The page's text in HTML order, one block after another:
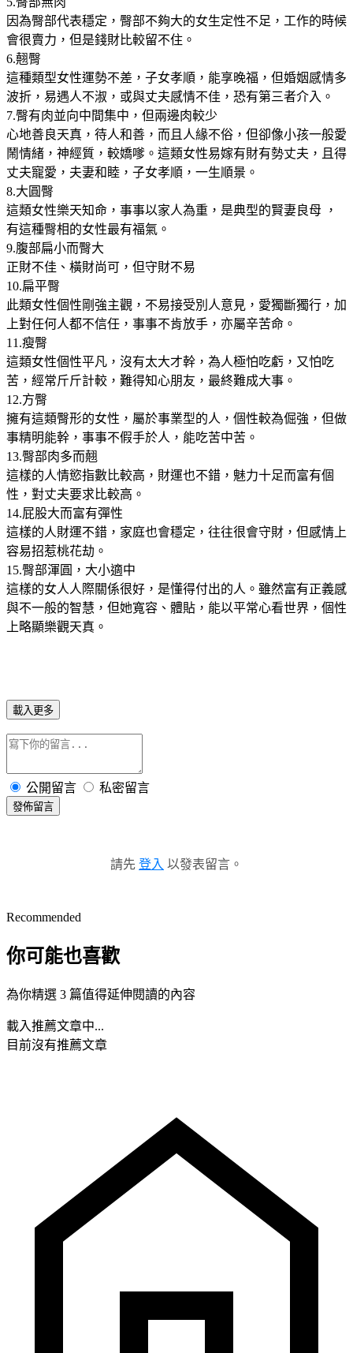
因為臀部代表穩定，臀部不夠大的女生定性不足，工作的時候
會很賣力，但是錢財比較留不住。
6.翹臀
這種類型女性運勢不差，子女孝順，能享晚福，但婚姻感情多
波折，易遇人不淑，或與丈夫感情不佳，恐有第三者介入。
7.臀有肉並向中間集中，但兩邊肉較少
心地善良天真，待人和善，而且人緣不俗，但卻像小孩一般愛
鬧情緒，神經質，較嬌嗲。這類女性易嫁有財有勢丈夫，且得
丈夫寵愛，夫妻和睦，子女孝順，一生順景。
8.大圓臀
這類女性樂天知命，事事以家人為重，是典型的賢妻良母 ，
有這種臀相的女性最有福氣。
9.腹部扁小而臀大
正財不佳、橫財尚可，但守財不易
10.扁平臀
此類女性個性剛強主觀，不易接受別人意見，愛獨斷獨行，加
上對任何人都不信任，事事不肯放手，亦屬辛苦命。
11.瘦臀
這類女性個性平凡，沒有太大才幹，為人極怕吃虧，又怕吃
苦，經常斤斤計較，難得知心朋友，最終難成大事。
12.方臀
擁有這類臀形的女性，屬於事業型的人，個性較為倔強，但做
事精明能幹，事事不假手於人，能吃苦中苦。
13.臀部肉多而翹
這樣的人情慾指數比較高，財運也不錯，魅力十足而富有個
性，對丈夫要求比較高。
14.屁股大而富有彈性
這樣的人財運不錯，家庭也會穩定，往往很會守財，但感情上
容易招惹桃花劫。
15.臀部渾圓，大小適中
這樣的女人人際關係很好，是懂得付出的人。雖然富有正義感
與不一般的智慧，但她寬容、體貼，能以平常心看世界，個性
上略顯樂觀天真。
載入更多
公開留言 私密留言
發佈留言
請先 登入 以發表留言。
Recommended
你可能也喜歡
為你精選 3 篇值得延伸閱讀的內容
載入推薦文章中...
目前沒有推薦文章